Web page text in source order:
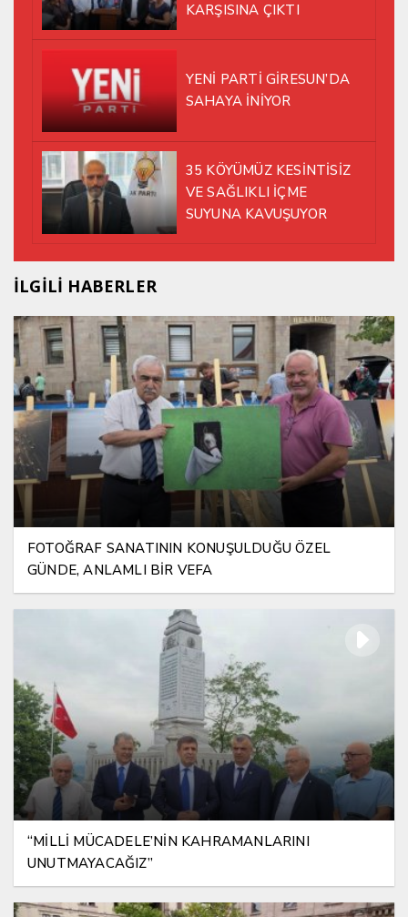
KARŞISINA ÇIKTI
YENİ PARTİ GİRESUN’DA
SAHAYA İNİYOR
35 KÖYÜMÜZ KESİNTİSİZ
VE SAĞLIKLI İÇME
SUYUNA KAVUŞUYOR
İLGİLİ HABERLER
FOTOĞRAF SANATININ KONUŞULDUĞU ÖZEL
GÜNDE, ANLAMLI BİR VEFA
“MİLLİ MÜCADELE’NİN KAHRAMANLARINI
UNUTMAYACAĞIZ”